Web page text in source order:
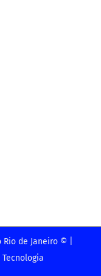
de Janeiro © |